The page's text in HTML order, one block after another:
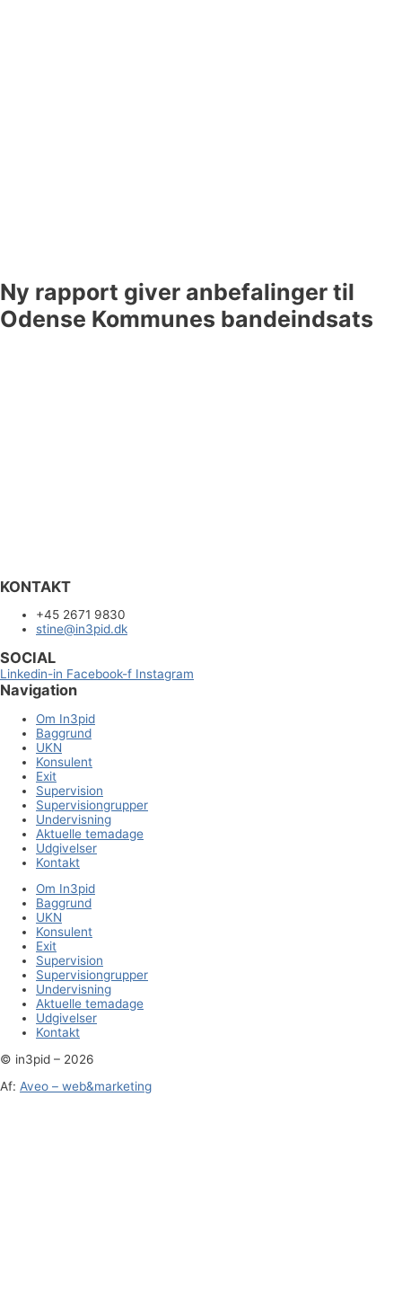
Ny rapport giver anbefalinger til
Odense Kommunes bandeindsats
KONTAKT
+45 2671 9830
stine@in3pid.dk
SOCIAL
Linkedin-in Facebook-f Instagram
Navigation
Om In3pid
Baggrund
UKN
Konsulent
Exit
Supervision
Supervisiongrupper
Undervisning
Aktuelle temadage
Udgivelser
Kontakt
Om In3pid
Baggrund
UKN
Konsulent
Exit
Supervision
Supervisiongrupper
Undervisning
Aktuelle temadage
Udgivelser
Kontakt
© in3pid – 2026
Af: Aveo – web&marketing